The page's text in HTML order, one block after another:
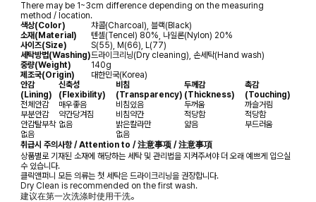
There may be 1~3cm difference depending on the measuring
method / location.
색상(Color)
챠콜(Charcoal), 블랙(Black)
소재(Material)
텐셀(Tencel) 80%, 나일론(Nylon) 20%
사이즈(Size)
S(55), M(66), L(77)
세탁방법(Washing)드라이크리닝(Dry cleaning), 손세탁(Hand wash)
중량(Weight)
140g
제조국(Origin)
대한민국(Korea)
안감
(Lining)
신축성
(Flexibility)
비침
(Transparency)
두께감
(Thickness)
촉감
(Touching)
전체안감
매우좋음 비침있음 두꺼움
까슬거림
부분안감
약간당겨짐 비침약간 적당함
적당함
안감탈부착 없음 밝은칼라만 얇음
부드러움
없음
없음
취급시 주의사항 / Attention to / 注意事项 / 注意事項
상품별로 기재된 소재에 해당하는 세탁 및 관리법을 지켜주셔야 더 오래 예쁘게 입으실
수 있습니다.
클릭앤퍼니 모든 의류는 첫 세탁은 드라이크리닝을 권장합니다.
Dry Clean is recommended on the first wash.
建议在第一次洗涤时使用干洗。